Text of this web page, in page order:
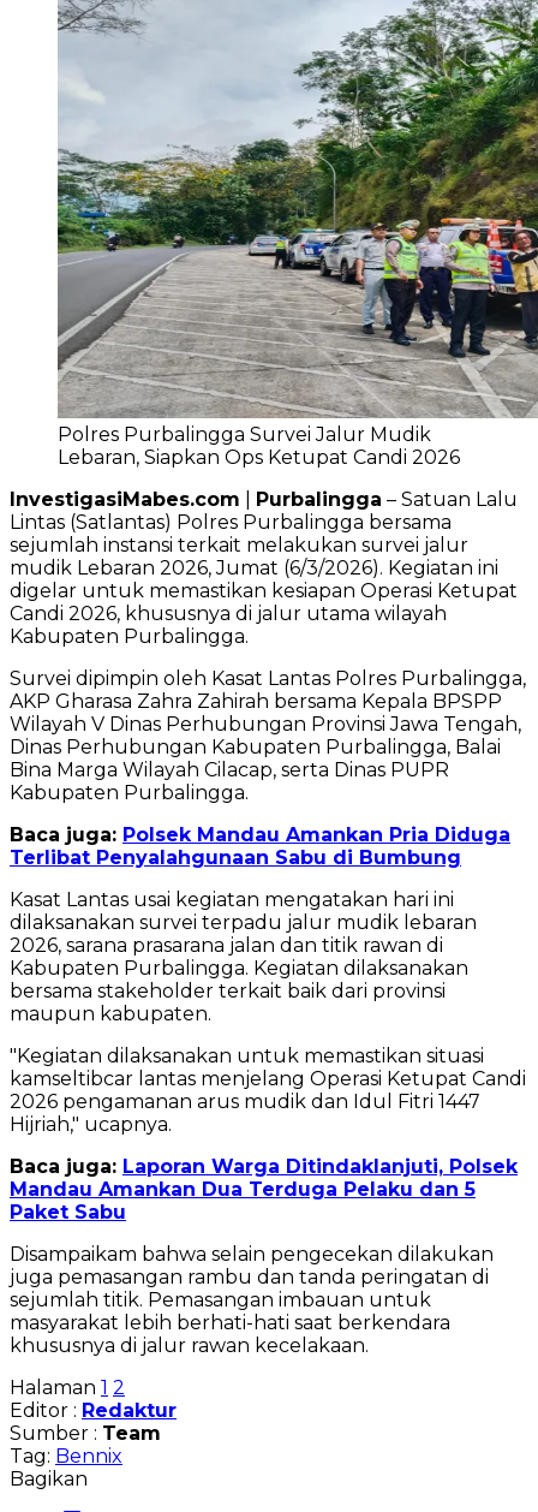
Polres Purbalingga Survei Jalur Mudik
Lebaran, Siapkan Ops Ketupat Candi 2026
InvestigasiMabes.com
Purbalingga – Satuan Lalu
Lintas (Satlantas) Polres Purbalingga bersama
sejumlah instansi terkait melakukan survei jalur
mudik Lebaran 2026, Jumat (6/3/2026). Kegiatan ini
digelar untuk memastikan kesiapan Operasi Ketupat
Candi 2026, khususnya di jalur utama wilayah
Kabupaten Purbalingga.
Survei dipimpin oleh Kasat Lantas Polres Purbalingga,
AKP Gharasa Zahra Zahirah bersama Kepala BPSPP
Wilayah V Dinas Perhubungan Provinsi Jawa Tengah,
Dinas Perhubungan Kabupaten Purbalingga, Balai
Bina Marga Wilayah Cilacap, serta Dinas PUPR
Kabupaten Purbalingga.
Baca juga: Polsek Mandau Amankan Pria Diduga
Terlibat Penyalahgunaan Sabu di Bumbung
Kasat Lantas usai kegiatan mengatakan hari ini
dilaksanakan survei terpadu jalur mudik lebaran
2026, sarana prasarana jalan dan titik rawan di
Kabupaten Purbalingga. Kegiatan dilaksanakan
bersama stakeholder terkait baik dari provinsi
maupun kabupaten.
"Kegiatan dilaksanakan untuk memastikan situasi
kamseltibcar lantas menjelang Operasi Ketupat Candi
2026 pengamanan arus mudik dan Idul Fitri 1447
Hijriah," ucapnya.
Baca juga: Laporan Warga Ditindaklanjuti, Polsek
Mandau Amankan Dua Terduga Pelaku dan 5
Paket Sabu
Disampaikam bahwa selain pengecekan dilakukan
juga pemasangan rambu dan tanda peringatan di
sejumlah titik. Pemasangan imbauan untuk
masyarakat lebih berhati-hati saat berkendara
khususnya di jalur rawan kecelakaan.
Halaman 1 2
Editor : Redaktur
Sumber : Team
Tag: Bennix
Bagikan